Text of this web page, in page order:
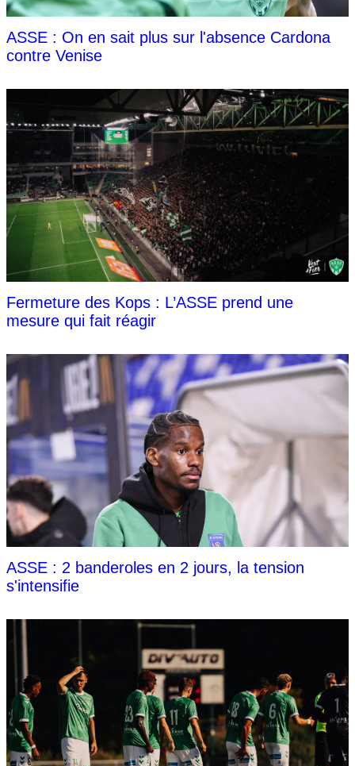
ASSE : On en sait plus sur l'absence Cardona
contre Venise
Fermeture des Kops : L’ASSE prend une
mesure qui fait réagir
ASSE : 2 banderoles en 2 jours, la tension
s'intensifie